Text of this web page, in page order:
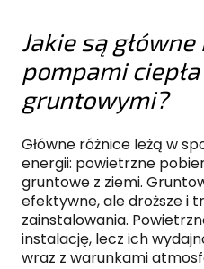
Jakie są
pompami
gruntowymi?
Główne różnice leżą w
energii: powietrzne
gruntowe z ziemi.
efektywne, ale droższe i
zainstalowania.
instalację, lecz ich
wraz z warunkami